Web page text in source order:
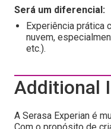
Será um diferencial:
Experiência prática
nuvem,
etc.).
Additional
A Serasa Experian é